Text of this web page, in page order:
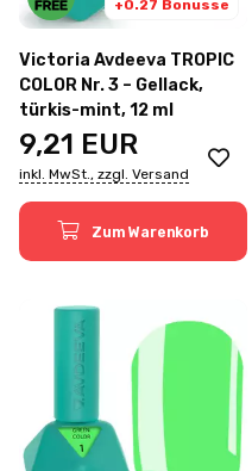
+0.27 Bonusse
Victoria Avdeeva TROPIC
COLOR Nr. 3 – Gellack,
türkis-mint, 12 ml
9,21 EUR
inkl. MwSt., zzgl. Versand
Zum Warenkorb